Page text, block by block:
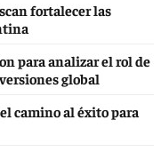
fortalecer las
para analizar el rol de
global
camino al éxito para